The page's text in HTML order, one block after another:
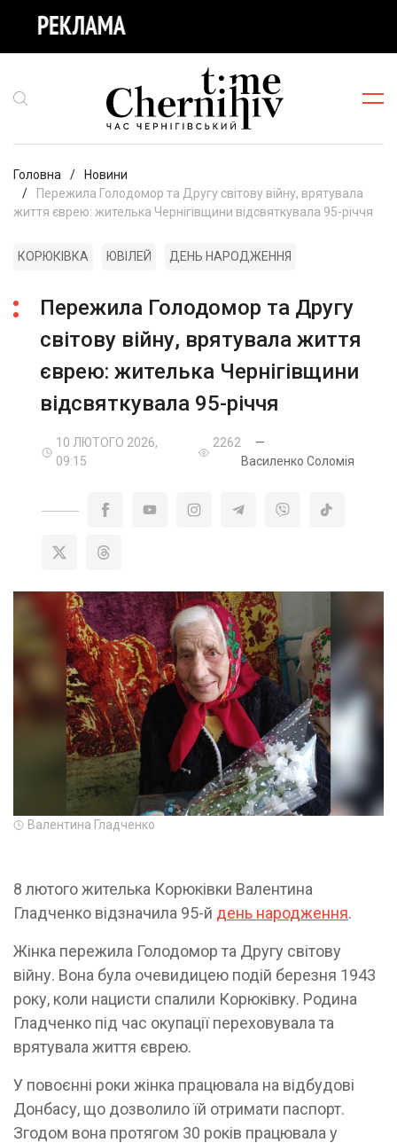
Головна
Новини
Пережила Голодомор та Другу світову війну, врятувала
життя єврею: жителька Чернігівщини відсвяткувала 95-річчя
КОРЮКІВКА ЮВІЛЕЙ ДЕНЬ НАРОДЖЕННЯ
Пережила Голодомор та Другу
світову війну, врятувала життя
єврею: жителька Чернігівщини
відсвяткувала 95-річчя
10 ЛЮТОГО 2026,
09:15
2262
—
Василенко Соломія
Валентина Гладченко
8 лютого жителька Корюківки Валентина
Гладченко відзначила 95-й день народження.
Жінка пережила Голодомор та Другу світову
війну. Вона була очевидицею подій березня 1943
року, коли нацисти спалили Корюківку. Родина
Гладченко під час окупації переховувала та
врятувала життя єврею.
У повоєнні роки жінка працювала на відбудові
Донбасу, що дозволило їй отримати паспорт.
Згодом вона протягом 30 років працювала у